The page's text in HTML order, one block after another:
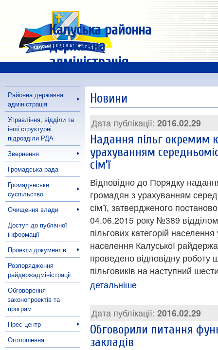
Калуська районна
державна
адміністрація
Районна державна
адміністрація
Управління, відділи та
інші структурні
підрозділи РДА
Звернення
Громадська рада
Громадянське
суспільство
Очищення влади
Доступ до публічної
інформації
Проекти документів
Розпорядження
райдержадміністрації
Обговорення
законопроектів та
програм
Прес-центр
Оголошення
Новини
Дата публікації: 2016.02.29
Надання пільг окремим
урахуванням
сім’ї
Відповідно до Порядку
громадян з урахуванням
сім’ї, затвердженого
04.06.2015 року №389 відділом
пільгових категорій
населення Калуської
проведено відповідну роботу
пільговиків на наступний
детальніше
Дата публікації: 2016.02.29
Обговорили питання
закладів